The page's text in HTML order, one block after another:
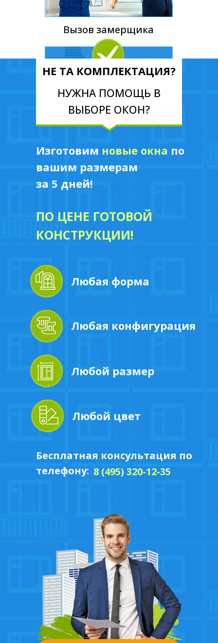
Вызов замерщика
Доставка
Аксессуары
НЕ ТА КОМПЛЕКТАЦИЯ?
НУЖНА ПОМОЩЬ В
ВЫБОРЕ ОКОН?
Изготовим новые окна по
вашим размерам
за 5 дней!
Бесплатная консультация по
телефону: 8 (495) 320-12-35
Любая форма
ПО ЦЕНЕ ГОТОВОЙ
КОНСТРУКЦИИ!
Любой размер
Любая конфигурация
Любой цвет